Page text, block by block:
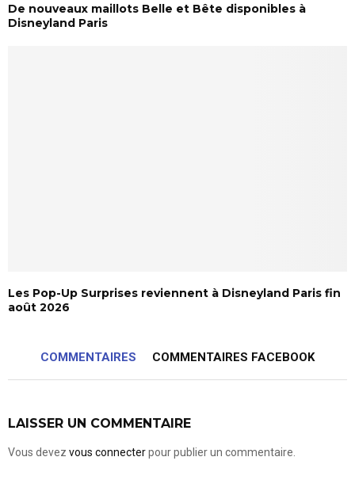
De nouveaux maillots Belle et Bête disponibles à
Disneyland Paris
Les Pop-Up Surprises reviennent à Disneyland Paris fin
août 2026
COMMENTAIRES COMMENTAIRES FACEBOOK
LAISSER UN COMMENTAIRE
Vous devez vous connecterpour publier un commentaire.